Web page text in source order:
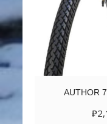
AUTHOR
₽